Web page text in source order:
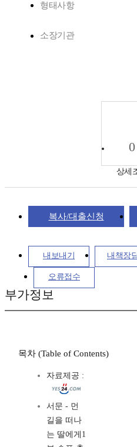
형태사항
소장기관
0
상세
복사/대출신청
내보내기 내책장
오류접수
부가정보
목차 (Table of Contents)
자료제공 :
서문 - 먼
길을 떠나
는 딸에게1